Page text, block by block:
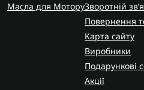
Масла для МоторуЗворотній
Повернення
Карта сайту
Виробники
Подарункові
Акції